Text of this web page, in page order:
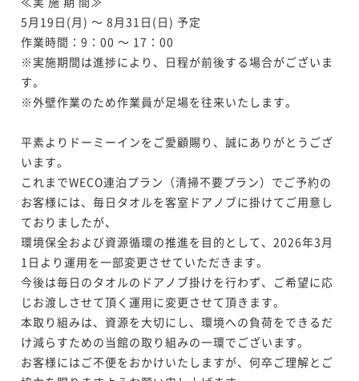
5月19日(月) ～ 8月31日(日) 予定
作業時間：9：00 ～ 17：00
※実施期間は進捗により、日程が前後する場合がございま
す。
※外壁作業のため作業員が足場を往来いたします。
平素よりドーミーインをご愛顧賜り、誠にありがとうござ
います。
これまでWECO連泊プラン（清掃不要プラン）でご予約の
お客様には、毎日タオルを客室ドアノブに掛けてご用意し
ておりましたが、
環境保全および資源循環の推進を目的として、2026年3月
1日より運用を一部変更させていただきます。
今後は毎日のタオルのドアノブ掛けを行わず、ご希望に応
じお渡しさせて頂く運用に変更させて頂きます。
本取り組みは、資源を大切にし、環境への負荷をできるだ
け減らすための当館の取り組みの一環でございます。
お客様にはご不便をおかけいたしますが、何卒ご理解とご